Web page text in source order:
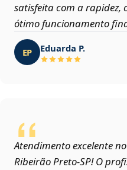
satisfeita com a rapidez,
ótimo funcionamento
EP Eduarda P.
Atendimento excelente
Ribeirão Preto‑SP! O